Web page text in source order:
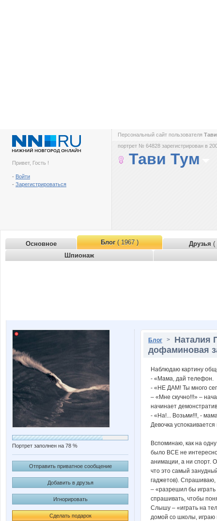
Привет, Гость !
- Войти
- Зарегистрироваться
Персональный сайт пользователя
портрет № 64828 зарегистрирован в
Тави Тум
Основное Блог( 1967 ) Друзья (
Шпионаж
Портрет заполнен на 78 %
Отправить приватное сообщение
Добавить в друзья
Игнорировать
Сделать подарок
Блог > Наталия
дофаминовая
Наблюдаю картину
- «Мама, дай телефон.
- «НЕ ДАМ! Ты много
– «Мне скучно!!!» –
начинает
- «На!... Возьми!!!, -
Девочка
Вспоминаю, как на
было ВСЕ не
анимации, а ни спорт.
что это самый
гаджетов).
– «разрешил бы
спрашивать, чтобы
Слышу – «играть на
домой со школы, играю